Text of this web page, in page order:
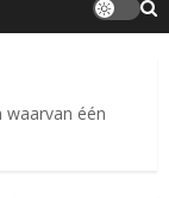
één